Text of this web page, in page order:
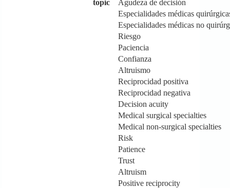
topic
Agudeza de decisión
Especialidades médicas
Especialidades médicas no
Riesgo
Paciencia
Confianza
Altruismo
Reciprocidad positiva
Reciprocidad negativa
Decision acuity
Medical surgical specialties
Medical non-surgical specialties
Risk
Patience
Trust
Altruism
Positive reciprocity